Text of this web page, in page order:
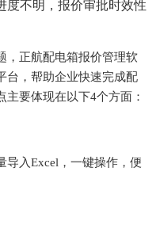
度不明，报价审批时效性
，正航配电箱报价管理软
台，帮助企业快速完成配
主要体现在以下4个方面：
导入Excel，一键操作，便